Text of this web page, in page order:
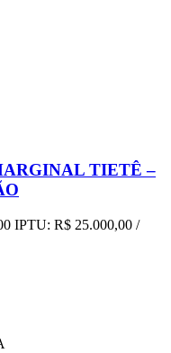
TIETÊ –
IPTU: R$ 25.000,00 /